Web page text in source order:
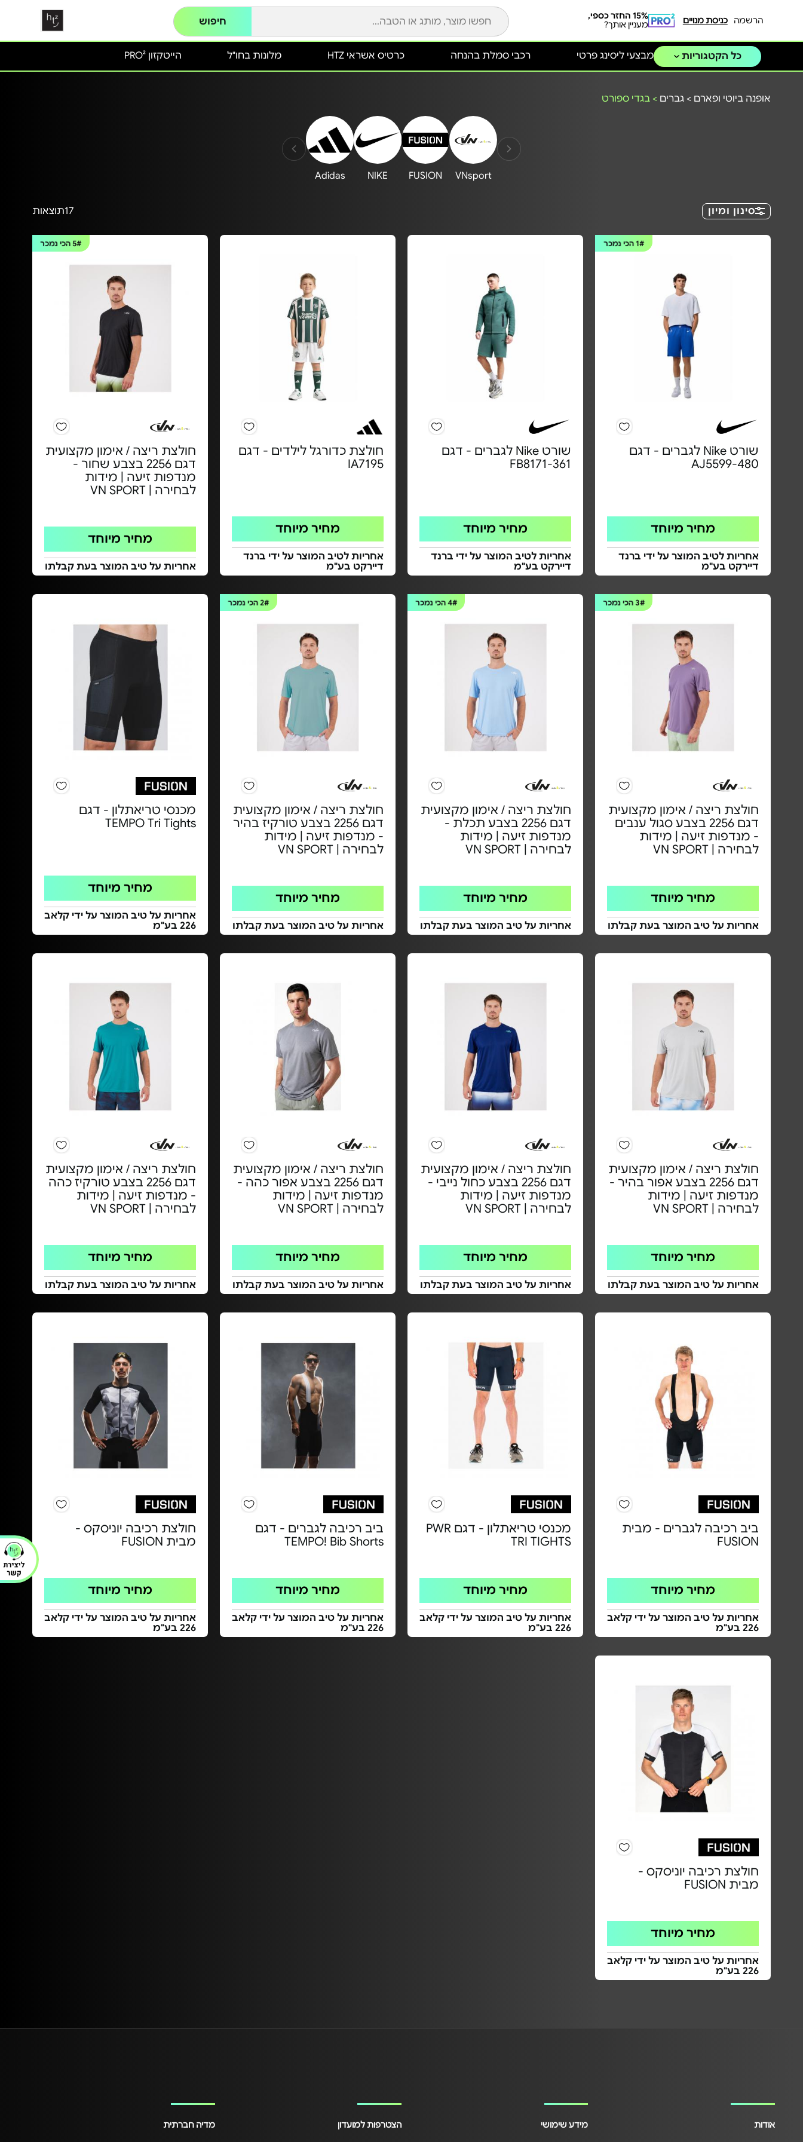
הרשמה כניסת מנויים
15% החזר כספי,
מעניין אותך?
חיפוש
כל הקטגוריות הייטקזון PRO² מלונות בחו"ל כרטיס אשראי HTZ מבצעי ליסינג פרטי רכבי סמלת בהנחה
אופנה ביוטי ופארם > גברים > בגדי ספורט
VNsport
FUSION
NIKE
Adidas
סינון ומיון 17תוצאות
1#הכי נמכר
שורט Nike לגברים - דגם
AJ5599-480
מחיר מיוחד
אחריות לטיב המוצר על ידי ברנד
דיירקט בע"מ
שורט Nike לגברים - דגם
FB8171-361
מחיר מיוחד
אחריות לטיב המוצר על ידי ברנד
דיירקט בע"מ
חולצת כדורגל לילדים - דגם
IA7195
מחיר מיוחד
אחריות לטיב המוצר על ידי ברנד
דיירקט בע"מ
5#הכי נמכר
חולצת ריצה / אימון מקצועית
דגם 2256 בצבע שחור -
מנדפות זיעה | מידות
לבחירה | VN SPORT
מחיר מיוחד
אחריות על טיב המוצר בעת קבלתו
3#הכי נמכר
חולצת ריצה / אימון מקצועית
דגם 2256 בצבע סגול ענבים
- מנדפות זיעה | מידות
לבחירה | VN SPORT
מחיר מיוחד
אחריות על טיב המוצר בעת קבלתו
4#הכי נמכר
חולצת ריצה / אימון מקצועית
דגם 2256 בצבע תכלת -
מנדפות זיעה | מידות
לבחירה | VN SPORT
מחיר מיוחד
אחריות על טיב המוצר בעת קבלתו
2#הכי נמכר
חולצת ריצה / אימון מקצועית
דגם 2256 בצבע טורקיז בהיר
- מנדפות זיעה | מידות
לבחירה | VN SPORT
מחיר מיוחד
אחריות על טיב המוצר בעת קבלתו
מכנסי טריאתלון - דגם
TEMPO Tri Tights
מחיר מיוחד
אחריות על טיב המוצר על ידי קלאב
226 בע"מ
חולצת ריצה / אימון מקצועית
דגם 2256 בצבע אפור בהיר -
מנדפות זיעה | מידות
לבחירה | VN SPORT
מחיר מיוחד
אחריות על טיב המוצר בעת קבלתו
חולצת ריצה / אימון מקצועית
דגם 2256 בצבע כחול נייבי -
מנדפות זיעה | מידות
לבחירה | VN SPORT
מחיר מיוחד
אחריות על טיב המוצר בעת קבלתו
חולצת ריצה / אימון מקצועית
דגם 2256 בצבע אפור כהה -
מנדפות זיעה | מידות
לבחירה | VN SPORT
מחיר מיוחד
אחריות על טיב המוצר בעת קבלתו
חולצת ריצה / אימון מקצועית
דגם 2256 בצבע טורקיז כהה
- מנדפות זיעה | מידות
לבחירה | VN SPORT
מחיר מיוחד
אחריות על טיב המוצר בעת קבלתו
ביב רכיבה לגברים - מבית
FUSION
מחיר מיוחד
אחריות על טיב המוצר על ידי קלאב
226 בע"מ
מכנסי טריאתלון - דגם PWR
TRI TIGHTS
מחיר מיוחד
אחריות על טיב המוצר על ידי קלאב
226 בע"מ
ביב רכיבה לגברים - דגם
TEMPO! Bib Shorts
מחיר מיוחד
אחריות על טיב המוצר על ידי קלאב
226 בע"מ
חולצת רכיבה יוניסקס -
מבית FUSION
מחיר מיוחד
אחריות על טיב המוצר על ידי קלאב
226 בע"מ
חולצת רכיבה יוניסקס -
מבית FUSION
מחיר מיוחד
אחריות על טיב המוצר על ידי קלאב
226 בע"מ
אודות מידע שימושי הצטרפות למועדון מדיה חברתית